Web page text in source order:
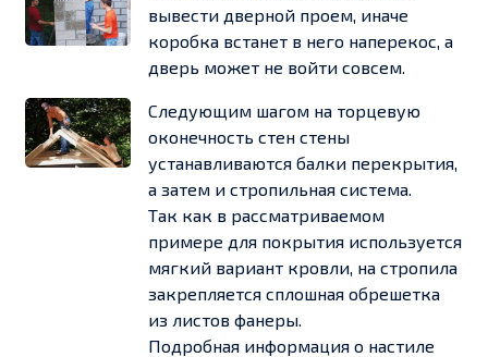
вывести дверной проем, иначе
коробка встанет в него наперекос, а
дверь может не войти совсем.
Следующим шагом на торцевую
оконечность стен стены
устанавливаются балки перекрытия,
а затем и стропильная система.
Так как в рассматриваемом
примере для покрытия используется
мягкий вариант кровли, на стропила
закрепляется сплошная обрешетка
из листов фанеры.
Подробная информация о настиле